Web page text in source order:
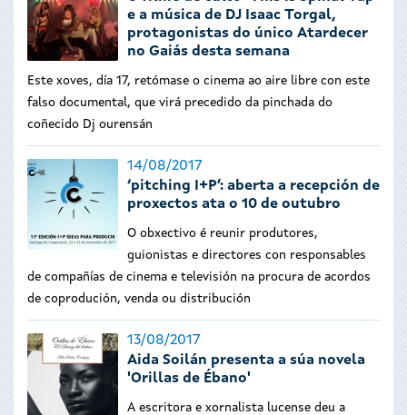
e a música de DJ Isaac Torgal,
protagonistas do único Atardecer
no Gaiás desta semana
Este xoves, día 17, retómase o cinema ao aire libre con este
falso documental, que virá precedido da pinchada do
coñecido Dj ourensán
14/08/2017
‘pitching I+P’: aberta a recepción de
proxectos ata o 10 de outubro
O obxectivo é reunir produtores,
guionistas e directores con responsables
de compañías de cinema e televisión na procura de acordos
de coprodución, venda ou distribución
13/08/2017
Aida Soilán presenta a súa novela
'Orillas de Ébano'
A escritora e xornalista lucense deu a